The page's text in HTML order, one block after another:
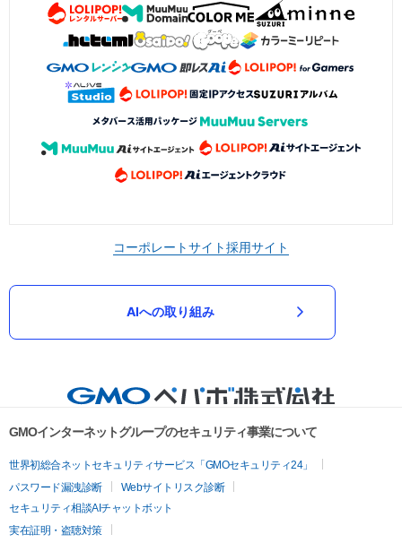
コーポレートサイト採用サイト
AIへの取り組み
GMOインターネットグループのセキュリティ事業について
世界初総合ネットセキュリティサービス「GMOセキュリティ24」
パスワード漏洩診断
Webサイトリスク診断
セキュリティ相談AIチャットボット
実在証明・盗聴対策